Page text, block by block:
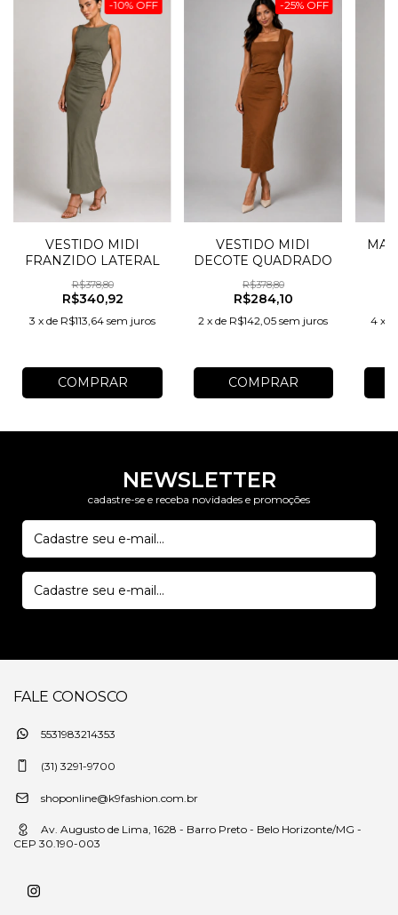
-10% OFF
VESTIDO MIDI
FRANZIDO LATERAL
R$378,80
R$340,92
3 x de R$113,64 sem juros
COMPRAR
-25% OFF
VESTIDO MIDI
DECOTE QUADRADO
R$378,80
R$284,10
2 xde R$142,05 sem juros
COMPRAR
4 x
NEWSLETTER
cadastre-se e receba novidades e promoções
FALE CONOSCO
5531983214353
(31) 3291-9700
shoponline@k9fashion.com.br
Av. Augusto de Lima, 1628 - Barro Preto - Belo Horizonte/MG -
CEP 30.190-003